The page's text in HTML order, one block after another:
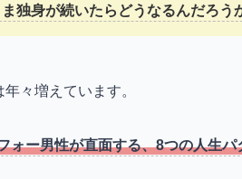
ま独身が続いたらどうなるんだろう
々増えています。
ォー男性が直面する、8つの人生パ